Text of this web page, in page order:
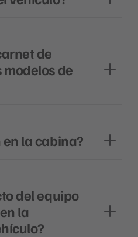
de
de
la cabina?
del equipo
la